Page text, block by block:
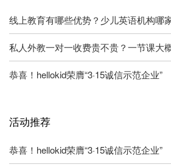
线上教育有哪些优势？少儿英语机构哪
私人外教一对一收费贵不贵？一节课大
恭喜！hellokid荣膺“3·15诚信示范企业”
活动推荐
恭喜！hellokid荣膺“3·15诚信示范企业”